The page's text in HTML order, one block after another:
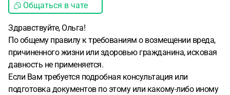
Общаться в чате
Здравствуйте, Ольга!
По общему правилу к требованиям о возмещении вреда,
причиненного жизни или здоровью гражданина, исковая
давность не применяется.
Если Вам требуется подробная консультация или
подготовка документов по этому или какому-либо иному